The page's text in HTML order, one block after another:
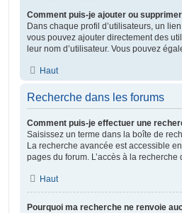
Comment puis-je ajouter ou
Dans chaque profil d’utilisateurs, un
vous pouvez ajouter directement des
leur nom d’utilisateur. Vous pouvez
Haut
Recherche dans les forums
Comment puis-je effectuer une
Saisissez un terme dans la boîte de
La recherche avancée est accessible
pages du forum. L’accès à la
Haut
Pourquoi ma recherche ne renvoie